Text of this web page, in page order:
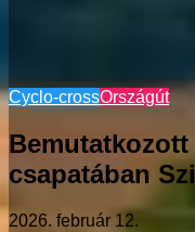
Cyclo-crossOrszágút
csapatában
2026. február 12.